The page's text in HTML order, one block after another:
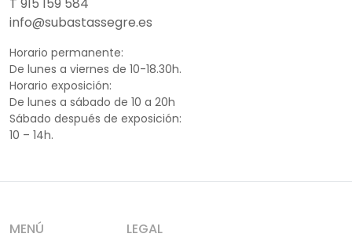
info@subastassegre.es
Horario permanente:
De lunes a viernes de 10-18.30h.
Horario exposición:
De lunes a sábado de 10 a 20h
Sábado después de exposición:
10 – 14h.
MENÚ LEGAL